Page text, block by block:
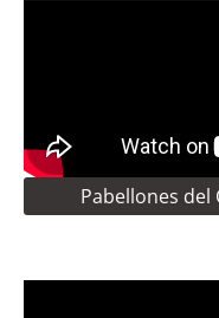
Pabellones del